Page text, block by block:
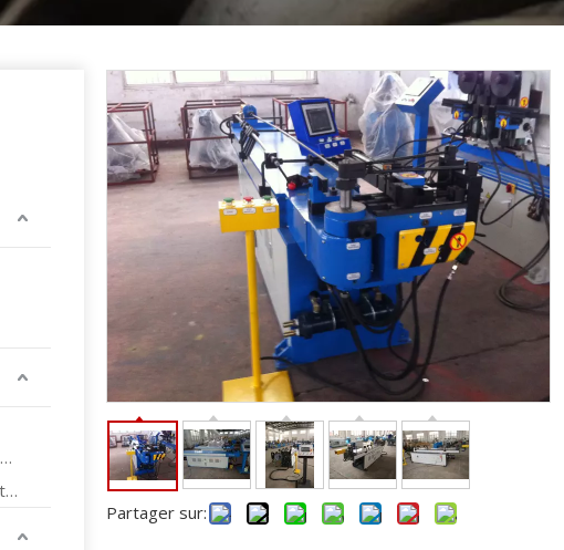
Machine à cintrer les tubes hydrauliques
Machine à cintrer les tubes automatique
Partager sur: